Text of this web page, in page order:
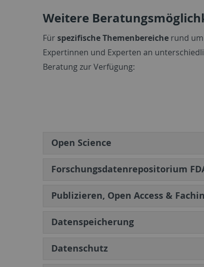
Weitere
Für spezifische Themenbereiche rund
Expertinnen und Experten an
Beratung zur Verfügung:
Open Science
Forschungsdatenrepositorium
Publizieren, Open Access &
Datenspeicherung
Datenschutz